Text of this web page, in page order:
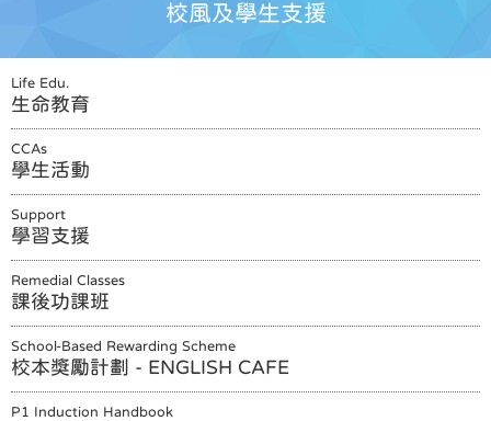
校風及學生支援
Life Edu.
生命教育
CCAs
學生活動
Support
學習支援
Remedial Classes
課後功課班
School-Based Rewarding Scheme
校本獎勵計劃 - ENGLISH CAFE
P1 Induction Handbook